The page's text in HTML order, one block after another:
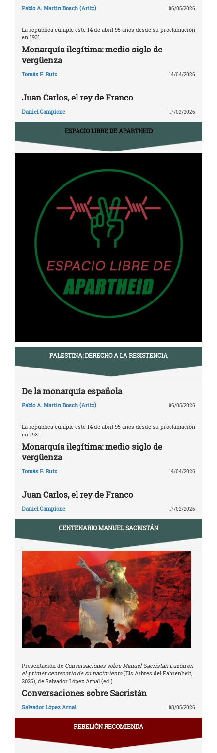
Pablo A. Martin Bosch (Aritz) 06/05/2026
La república cumple este 14 de abril 95 años desde su proclamación
en 1931
Monarquía ilegítima: medio siglo de
vergüenza
Tomás F. Ruiz 14/04/2026
Juan Carlos, el rey de Franco
Daniel Campione 17/02/2026
ESPACIO LIBRE DE APARTHEID
PALESTINA: DERECHO A LA RESISTENCIA
De la monarquía española
Pablo A. Martin Bosch (Aritz) 06/05/2026
La república cumple este 14 de abril 95 años desde su proclamación
en 1931
Monarquía ilegítima: medio siglo de
vergüenza
Tomás F. Ruiz 14/04/2026
Juan Carlos, el rey de Franco
Daniel Campione 17/02/2026
CENTENARIO MANUEL SACRISTÁN
Presentación de Conversaciones sobre Manuel Sacristán Luzón en
el primer centenario de su nacimiento(Els Arbres del Fahrenheit,
2026), de Salvador López Arnal (ed.)
Conversaciones sobre Sacristán
Salvador López Arnal 08/05/2026
REBELIÓN RECOMIENDA